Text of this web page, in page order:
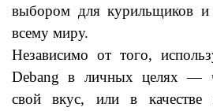
выбором для курильщиков
всему миру.
Независимо от того,
Debang в личных целях —
свой вкус, или в